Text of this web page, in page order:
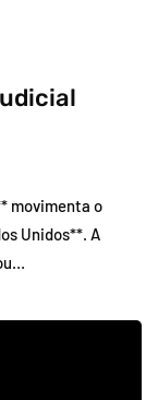
movimenta o
Unidos**. A